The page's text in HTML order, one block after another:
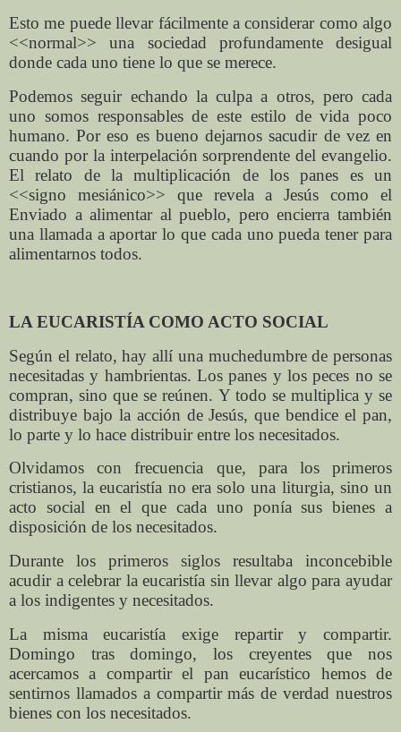
Esto me puede llevar fácilmente a considerar como algo
<<normal>> una sociedad profundamente desigual
donde cada uno tiene lo que se merece.
Podemos seguir echando la culpa a otros, pero cada
uno somos responsables de este estilo de vida poco
humano. Por eso es bueno dejarnos sacudir de vez en
cuando por la interpelación sorprendente del evangelio.
El relato de la multiplicación de los panes es un
<<signo mesiánico>> que revela a Jesús como el
Enviado a alimentar al pueblo, pero encierra también
una llamada a aportar lo que cada uno pueda tener para
alimentarnos todos.
LA EUCARISTÍA COMO ACTO SOCIAL
Según el relato, hay allí una muchedumbre de personas
necesitadas y hambrientas. Los panes y los peces no se
compran, sino que se reúnen. Y todo se multiplica y se
distribuye bajo la acción de Jesús, que bendice el pan,
lo parte y lo hace distribuir entre los necesitados.
Olvidamos con frecuencia que, para los primeros
cristianos, la eucaristía no era solo una liturgia, sino un
acto social en el que cada uno ponía sus bienes a
disposición de los necesitados.
Durante los primeros siglos resultaba inconcebible
acudir a celebrar la eucaristía sin llevar algo para ayudar
a los indigentes y necesitados.
La misma eucaristía exige repartir y compartir.
Domingo tras domingo, los creyentes que nos
acercamos a compartir el pan eucarístico hemos de
sentirnos llamados a compartir más de verdad nuestros
bienes con los necesitados.